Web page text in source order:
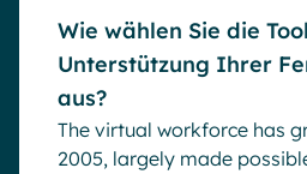
Wie wählen Sie die
Unterstützung Ihrer
aus?
The virtual workforce has
2005, largely made